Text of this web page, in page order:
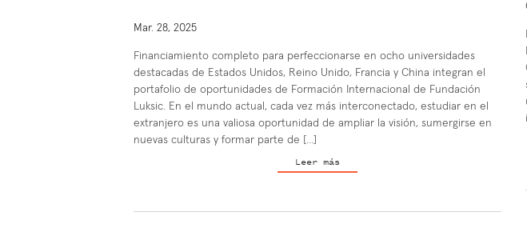
Mar. 28, 2025
Financiamiento completo para perfeccionarse en ocho universidades
destacadas de Estados Unidos, Reino Unido, Francia y China integran el
portafolio de oportunidades de Formación Internacional de Fundación
Luksic. En el mundo actual, cada vez más interconectado, estudiar en el
extranjero es una valiosa oportunidad de ampliar la visión, sumergirse en
nuevas culturas y formar parte de […]
Leer más